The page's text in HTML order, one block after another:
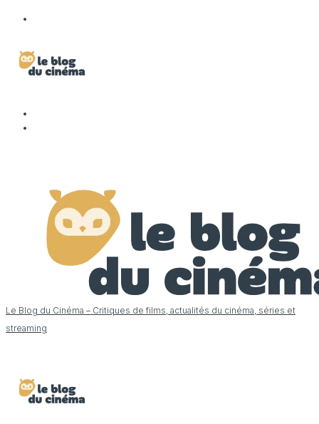
Le Blog du Cinéma – Critiques de films, actualités du cinéma, séries et
streaming